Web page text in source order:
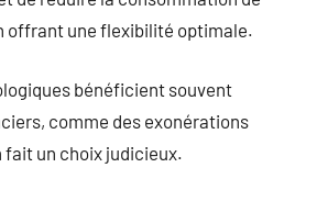
offrant une flexibilité optimale.
bénéficient souvent
comme des exonérations
fait un choix judicieux.